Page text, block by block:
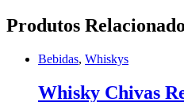
Produtos
Bebidas, Whiskys
Whisky Chivas